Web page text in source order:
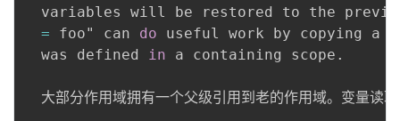
variables will be restored to the
= foo" can do useful work by copying a
  was defined
in a containing scope .
大部分作用域拥有一个父级引用到老的作用域。变量读